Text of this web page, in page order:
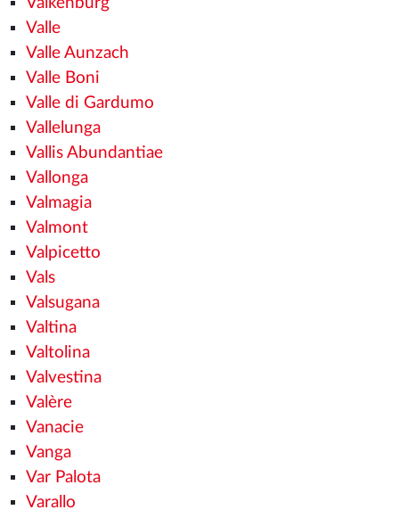
Valle
Valle Aunzach
Valle Boni
Valle di Gardumo
Vallelunga
Vallis Abundantiae
Vallonga
Valmagia
Valmont
Valpicetto
Vals
Valsugana
Valtina
Valtolina
Valvestina
Valère
Vanacie
Vanga
Var Palota
Varallo